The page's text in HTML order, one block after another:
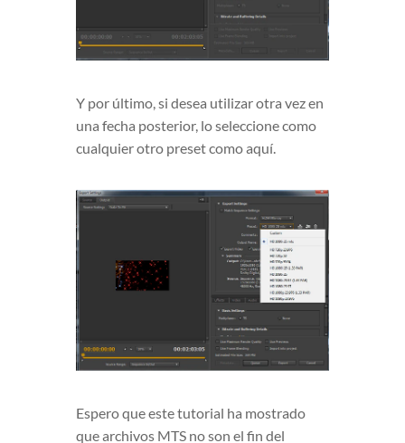
Y por último, si desea utilizar otra vez en
una fecha posterior, lo seleccione como
cualquier otro preset como aquí.
Espero que este tutorial ha mostrado
que archivos MTS no son el fin del